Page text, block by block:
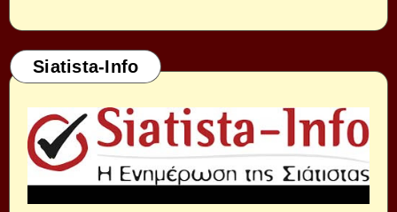
Siatista-Info